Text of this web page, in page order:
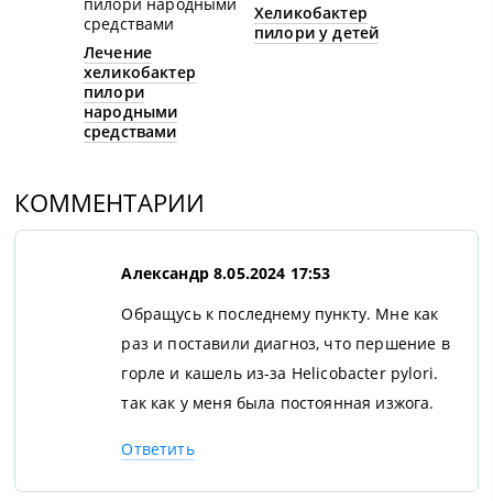
Лечение
хеликобактер
пилори
народными
средствами
Хеликобактер
пилори у детей
КОММЕНТАРИИ
Александр 8.05.2024 17:53
Обращусь к последнему пункту. Мне как
раз и поставили диагноз, что першение в
горле и кашель из-за Helicobacter pylori.
так как у меня была постоянная изжога.
Ответить